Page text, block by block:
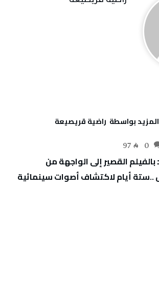
‫‫المزيد بواسطة‬ ‬ راضية قريصيعة
97